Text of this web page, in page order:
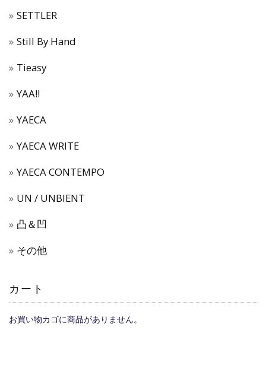
SETTLER
Still By Hand
Tieasy
YAA!!
YAECA
YAECA WRITE
YAECA CONTEMPO
UN / UNBIENT
凸＆凹
その他
カート
お買い物カゴに商品がありません。